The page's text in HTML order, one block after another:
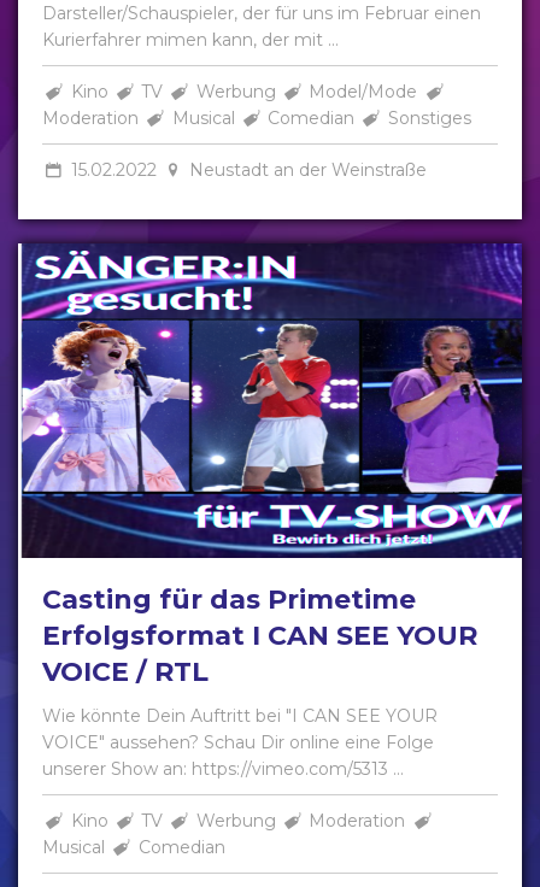
Darsteller/Schauspieler, der für uns im Februar einen
Kurierfahrer mimen kann, der mit ...
Kino TV Werbung
Model/Mode
Moderation
Musical Comedian Sonstiges
15.02.2022 Neustadt an der Weinstraße
Casting für das Primetime
Erfolgsformat I CAN SEE YOUR
VOICE / RTL
Wie könnte Dein Auftritt bei "I CAN SEE YOUR
VOICE" aussehen? Schau Dir online eine Folge
unserer Show an: https://vimeo.com/5313 ...
Kino TV Werbung
Moderation
Musical
Comedian